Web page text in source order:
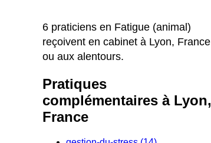
6 praticiens en Fatigue (animal)
reçoivent en cabinet à Lyon, France
ou aux alentours.
Pratiques
complémentaires à Lyon,
France